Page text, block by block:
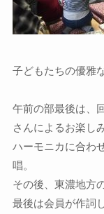
子どもたちの優雅
午前の部最後は、
さんによるお楽し
ハーモニカに合わ
唱。
その後、東濃地方
最後は会員が作詞